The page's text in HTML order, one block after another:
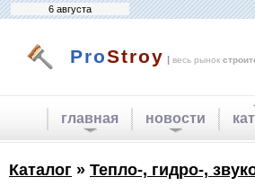
6 августа
ProStroy | весь рынок
главная новости
Каталог » Тепло-, гидро-,